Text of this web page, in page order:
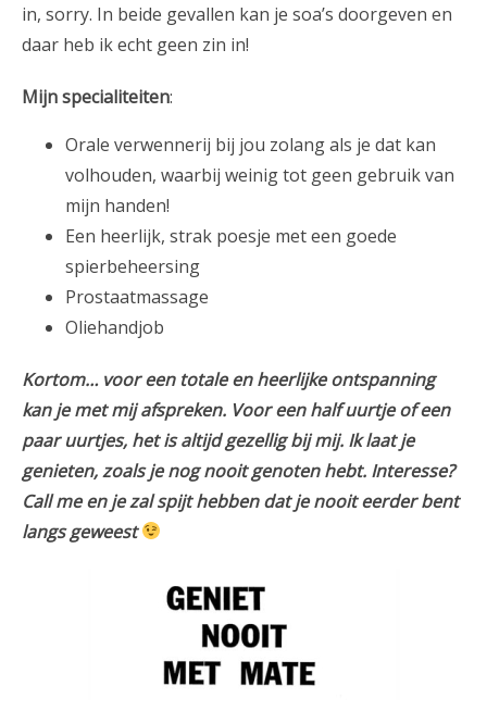
in, sorry. In beide gevallen kan je soa’s doorgeven en
daar heb ik echt geen zin in!
Mijn specialiteiten:
Orale verwennerij bij jou zolang als je dat kan
volhouden, waarbij weinig tot geen gebruik van
mijn handen!
Een heerlijk, strak poesje met een goede
spierbeheersing
Prostaatmassage
Oliehandjob
Kortom… voor een totale en heerlijke ontspanning
kan je met mij afspreken. Voor een half uurtje of een
paar uurtjes, het is altijd gezellig bij mij. Ik laat je
genieten, zoals je nog nooit genoten hebt. Interesse?
Call me en je zal spijt hebben dat je nooit eerder bent
langs geweest